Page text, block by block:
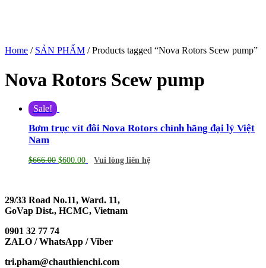
Home / SẢN PHẨM / Products tagged “Nova Rotors Scew pump”
Nova Rotors Scew pump
Sale!
Bơm trục vít đôi Nova Rotors chính hãng đại lý Việt
Nam
$666.00 $600.00 Vui lòng liên hệ
29/33 Road No.11, Ward. 11,
GoVap Dist., HCMC, Vietnam
0901 32 77 74
ZALO / WhatsApp / Viber
tri.pham@chauthienchi.com